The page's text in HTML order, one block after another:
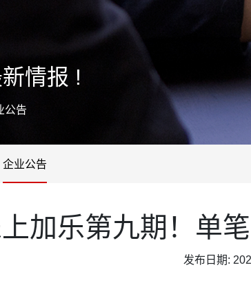
情报 !
公告
企业公告
加乐第九期！单
发布日期: